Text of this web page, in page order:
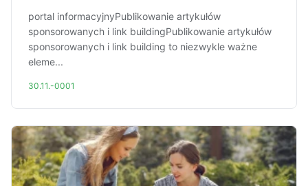
portal informacyjnyPublikowanie artykułów
sponsorowanych i link buildingPublikowanie artykułów
sponsorowanych i link building to niezwykle ważne
eleme...
30.11.-0001